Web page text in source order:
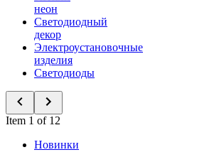
неон
Светодиодный
декор
Электроустановочные
изделия
Светодиоды
Item 1 of 12
Новинки